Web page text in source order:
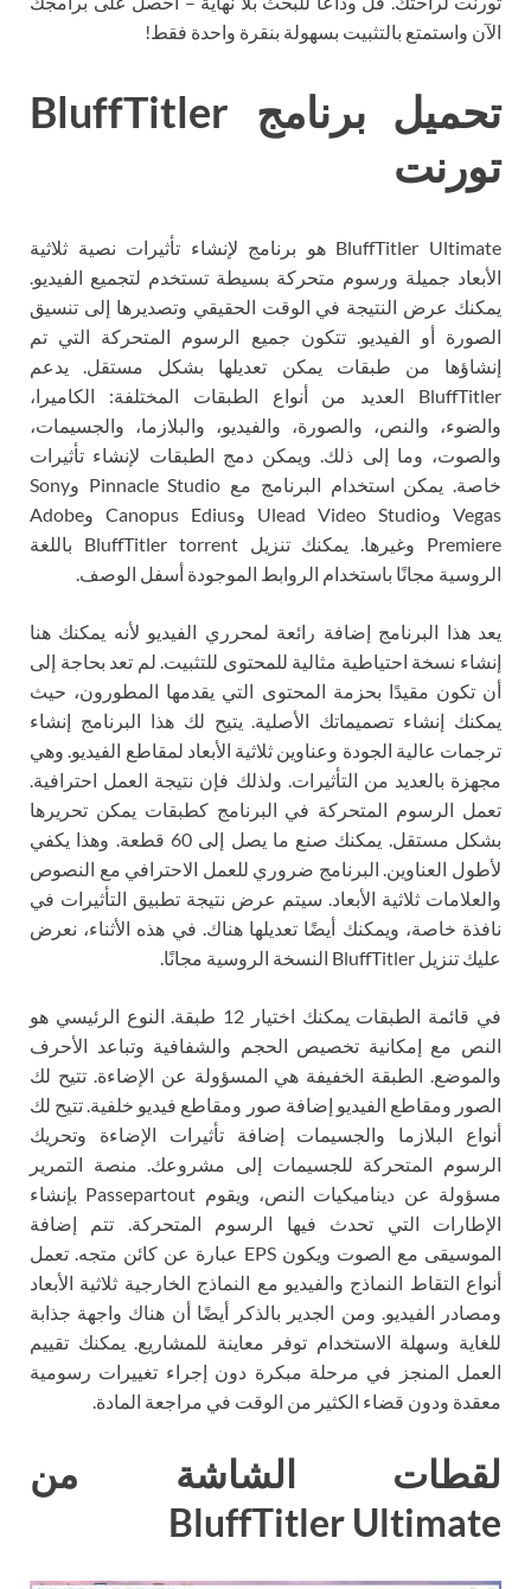
الآن واستمتع بالتثبيت بسهولة بنقرة واحدة فقط!
تحميل برنامج BluffTitler
تورنت
BluffTitler Ultimate هو برنامج لإنشاء تأثيرات نصية ثلاثية
الأبعاد جميلة ورسوم متحركة بسيطة تستخدم لتجميع الفيديو.
يمكنك عرض النتيجة في الوقت الحقيقي وتصديرها إلى تنسيق
الصورة أو الفيديو. تتكون جميع الرسوم المتحركة التي تم
إنشاؤها من طبقات يمكن تعديلها بشكل مستقل. يدعم
BluffTitler العديد من أنواع الطبقات المختلفة: الكاميرا،
والضوء، والنص، والصورة، والفيديو، والبلازما، والجسيمات،
والصوت، وما إلى ذلك. ويمكن دمج الطبقات لإنشاء تأثيرات
خاصة. يمكن استخدام البرنامج مع Pinnacle Studio وSony
Vegas وUlead Video Studio وCanopus Edius وAdobe
Premiere وغيرها. يمكنك تنزيل BluffTitler torrent باللغة
الروسية مجانًا باستخدام الروابط الموجودة أسفل الوصف.
يعد هذا البرنامج إضافة رائعة لمحرري الفيديو لأنه يمكنك هنا
إنشاء نسخة احتياطية مثالية للمحتوى للتثبيت. لم تعد بحاجة إلى
أن تكون مقيدًا بحزمة المحتوى التي يقدمها المطورون، حيث
يمكنك إنشاء تصميماتك الأصلية. يتيح لك هذا البرنامج إنشاء
ترجمات عالية الجودة وعناوين ثلاثية الأبعاد لمقاطع الفيديو. وهي
مجهزة بالعديد من التأثيرات. ولذلك فإن نتيجة العمل احترافية.
تعمل الرسوم المتحركة في البرنامج كطبقات يمكن تحريرها
بشكل مستقل. يمكنك صنع ما يصل إلى 60 قطعة. وهذا يكفي
لأطول العناوين. البرنامج ضروري للعمل الاحترافي مع النصوص
والعلامات ثلاثية الأبعاد. سيتم عرض نتيجة تطبيق التأثيرات في
نافذة خاصة، ويمكنك أيضًا تعديلها هناك. في هذه الأثناء، نعرض
عليك تنزيل BluffTitler النسخة الروسية مجانًا.
في قائمة الطبقات يمكنك اختيار 12 طبقة. النوع الرئيسي هو
النص مع إمكانية تخصيص الحجم والشفافية وتباعد الأحرف
والموضع. الطبقة الخفيفة هي المسؤولة عن الإضاءة. تتيح لك
الصور ومقاطع الفيديو إضافة صور ومقاطع فيديو خلفية. تتيح لك
أنواع البلازما والجسيمات إضافة تأثيرات الإضاءة وتحريك
الرسوم المتحركة للجسيمات إلى مشروعك. منصة التمرير
مسؤولة عن ديناميكيات النص، ويقوم Passepartout بإنشاء
الإطارات التي تحدث فيها الرسوم المتحركة. تتم إضافة
الموسيقى مع الصوت ويكون EPS عبارة عن كائن متجه. تعمل
أنواع التقاط النماذج والفيديو مع النماذج الخارجية ثلاثية الأبعاد
ومصادر الفيديو. ومن الجدير بالذكر أيضًا أن هناك واجهة جذابة
للغاية وسهلة الاستخدام توفر معاينة للمشاريع. يمكنك تقييم
العمل المنجز في مرحلة مبكرة دون إجراء تغييرات رسومية
معقدة ودون قضاء الكثير من الوقت في مراجعة المادة.
لقطات الشاشة من
BluffTitler Ultimate